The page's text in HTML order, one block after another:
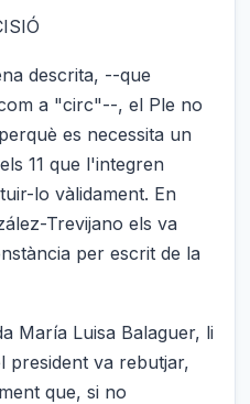
descrita, --que
a "circ"--, el Ple no
es necessita un
11 que l'integren
lo vàlidament. En
Trevijano els va
per escrit de la
María Luisa Balaguer, li
president va rebutjar,
que, si no